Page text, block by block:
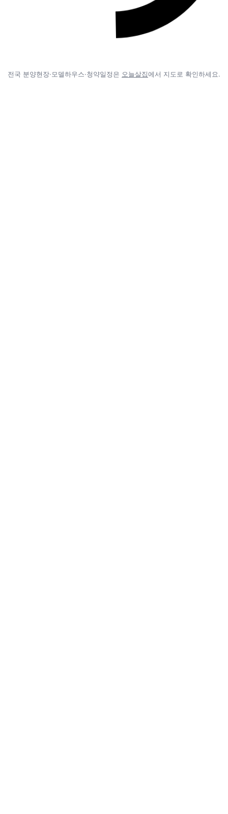
전국 분양현장·모델하우스·청약일정은 오늘살집에서 지도로 확인하세요.